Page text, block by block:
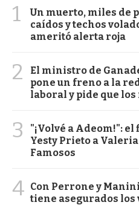
1
Un muerto, miles de
caídos y techos
ameritó alerta roja
2
El ministro de
pone un freno a la
laboral y pide que los
3
"¡Volvé a Adeom!":
Yesty Prieto a
Famosos
4 Con Perrone y
tiene asegurados los